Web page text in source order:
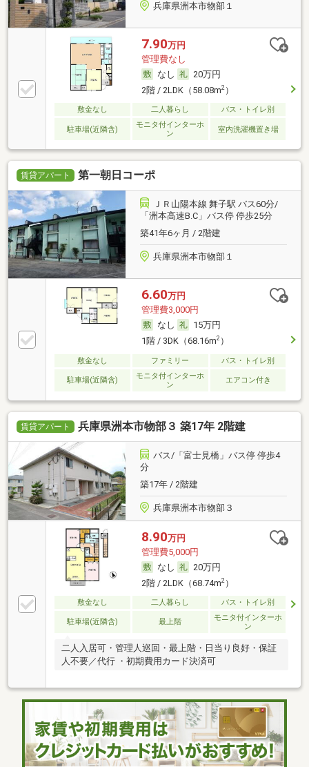
兵庫県洲本市物部１
7.90万円
管理費なし
なし
20万円
2階 / 2LDK（58.08m2）
敷金なし 二人暮らし バス・トイレ別
駐車場(近隣含)
モニタ付インターホ
ン
室内洗濯機置き場
賃貸アパート 第一朝日コーポ
ＪＲ山陽本線 舞子駅 バス60分/
「洲本高速B.C」バス停 停歩25分
築41年6ヶ月 / 2階建
兵庫県洲本市物部１
6.60万円
管理費3,000円
なし
15万円
1階 / 3DK（68.16m2）
敷金なし ファミリー バス・トイレ別
駐車場(近隣含)
モニタ付インターホ
ン
エアコン付き
賃貸アパート 兵庫県洲本市物部３ 築17年 2階建
バス/「富士見橋」バス停 停歩4
分
築17年 / 2階建
兵庫県洲本市物部３
8.90万円
管理費5,000円
なし
20万円
2階 / 2LDK（68.74m2）
敷金なし 二人暮らし バス・トイレ別
駐車場(近隣含) 最上階
モニタ付インターホ
ン
二人入居可・管理人巡回・最上階・日当り良好・保証
人不要／代行 ・初期費用カード決済可